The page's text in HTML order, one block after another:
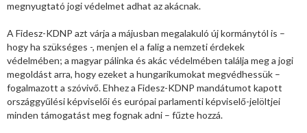
megnyugtató jogi védelmet adhat az akácnak.
A Fidesz-KDNP azt várja a májusban megalakuló új kormánytól is –
hogy ha szükséges -, menjen el a falig a nemzeti érdekek
védelmében; a magyar pálinka és akác védelmében találja meg a jogi
megoldást arra, hogy ezeket a hungarikumokat megvédhessük –
fogalmazott a szóvivő. Ehhez a Fidesz-KDNP mandátumot kapott
országgyűlési képviselői és európai parlamenti képviselő-jelöltjei
minden támogatást meg fognak adni – fűzte hozzá.